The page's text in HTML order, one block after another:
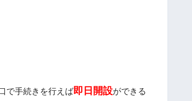
で手続きを行えば即日開設ができる